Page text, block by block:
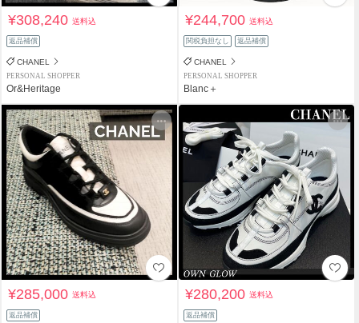
¥308,240送料込
返品補償
CHANEL
PERSONAL SHOPPER
Or&Heritage
¥244,700送料込
関税負担なし 返品補償
CHANEL
PERSONAL SHOPPER
Blanc＋
¥285,000送料込
返品補償
¥280,200送料込
返品補償